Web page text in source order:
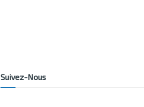
Suivez-Nous